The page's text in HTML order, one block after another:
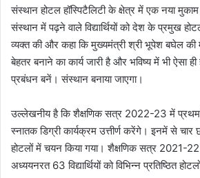
संस्थान होटल हॉस्पिटैलिटी के क्षेत्र में एक नया
संस्थान में पढ़ने वाले विद्यार्थियों को देश के प्रमुख
व्यक्त की और कहा कि मुख्यमंत्री श्री भूपेश बघेल
बेहतर बनाने का कार्य जारी है और भविष्य में भी ऐसा
प्रबंधन बनें। संस्थान बनाया जाएगा।
उल्लेखनीय है कि शैक्षणिक सत्र 2022-23 में प्रथम
स्नातक डिग्री कार्यक्रम उत्तीर्ण करेंगे। इनमें से चार
होटलों में चयन किया गया। शैक्षणिक सत्र 2021-22
अध्ययनरत 63 विद्यार्थियों को विभिन्न प्रतिष्ठित